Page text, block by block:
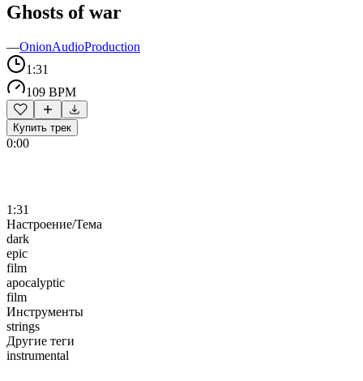
Ghosts of war
—OnionAudioProduction
1:31
109 BPM
Купить трек
0:00
1:31
Настроение/Тема
dark
epic
film
apocalyptic
film
Инструменты
strings
Другие теги
instrumental